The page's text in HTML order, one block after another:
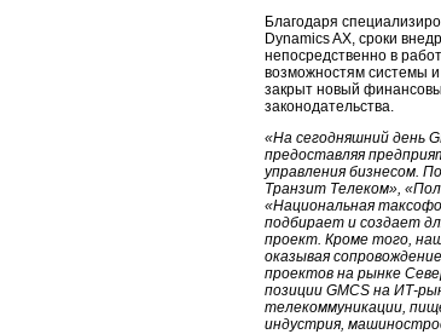
Благодаря
Dynamics AX, сроки
непосредственно в
возможностям системы и
закрыт новый
законодательства.
«На сегодняшний день
предоставляя
управления бизнесом.
Транзит Телеком»,
«Национальная
подбирает и создает
проект. Кроме того,
оказывая
проектов на рынке
позиции GMCS на ИТ-
телекоммуникации,
индустрия,